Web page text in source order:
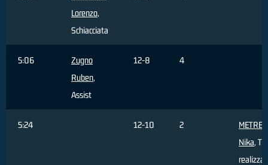
Lorenzo,
Schiacciata
5:06
Zugno
Ruben,
Assist
12-8 4
5:24 12-10 2
Nika,